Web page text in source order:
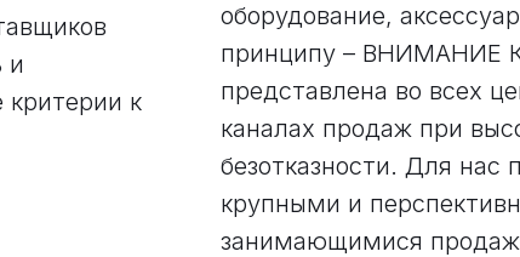
и
критерии к
оборудование,
принципу – ВНИМАНИЕ
представлена во всех
каналах продаж при
безотказности. Для нас
крупными и
занимающимися